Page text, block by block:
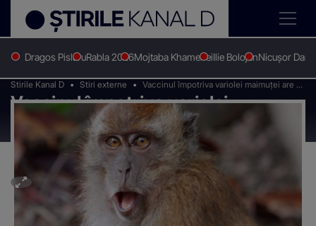
Dragos PislaruRabla 2026Mojtaba KhameneiIlie BolojanNicușor Dan
Stirile Kanal D Stiri externe
Vaccinul împotriva variolei maimuței are o
protecție de 78%
Vaccinul împotriva variolei
maimuței are o protecție de 78%